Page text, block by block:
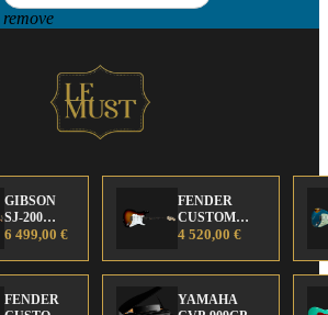
remove
GIBSON
SJ-200
Anniversary
Edition
6 499,00 €
FENDER
CUSTOM
SHOP Strat 63'
4 520,00 €
FENDER
YAMAHA